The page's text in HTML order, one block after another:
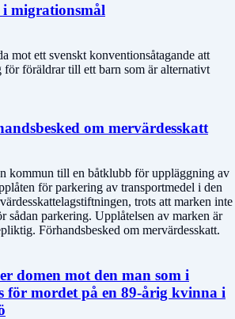
migrationsmål
mot ett svenskt konventionsåtagande att
föräldrar till ett barn som är alternativt
om mervärdesskatt
kommun till en båtklubb för uppläggning av
för parkering av transportmedel i den
trots att marken inte
sådan parkering. Upplåtelsen av marken är
Förhandsbesked om mervärdesskatt.
domen mot den man som i
för mordet på en 89-årig kvinna i